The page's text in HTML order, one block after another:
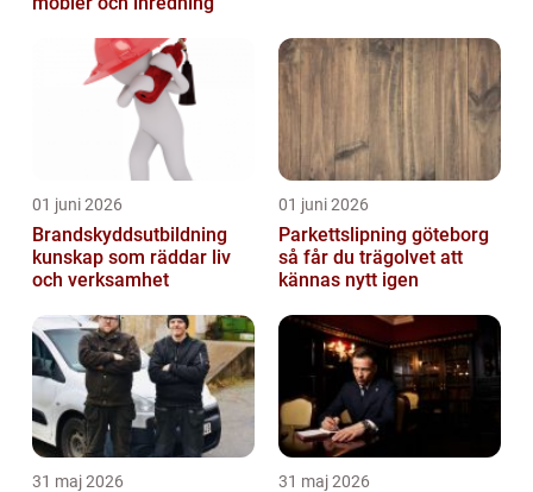
01 juni 2026
Brandskyddsutbildning
kunskap som räddar liv
och verksamhet
01 juni 2026
Parkettslipning göteborg
så får du trägolvet att
kännas nytt igen
31 maj 2026 31 maj 2026